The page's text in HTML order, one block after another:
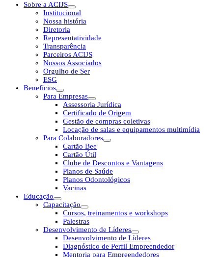
Sobre a ACIJS
Institucional
Nossa história
Diretoria
Representatividade
Transparência
Parceiros ACIJS
Nossos Associados
Orgulho de Ser
ESG
Benefícios
Para Empresas
Assessoria Jurídica
Certificado de Origem
Gestão de compras coletivas
Locação de salas e equipamentos multimídia
Para Colaboradores
Cartão Bee
Cartão Útil
Clube de Descontos e Vantagens
Planos de Saúde
Planos Odontológicos
Vacinas
Educação
Capacitação
Cursos, treinamentos e workshops
Palestras
Desenvolvimento de Líderes
Desenvolvimento de Líderes
Diagnóstico de Perfil Empreendedor
Mentoria para Empreendedores